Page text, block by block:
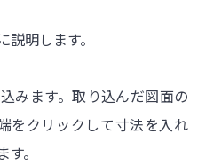
明します。
みます。取り込んだ図面の
をクリックして寸法を入れ
。